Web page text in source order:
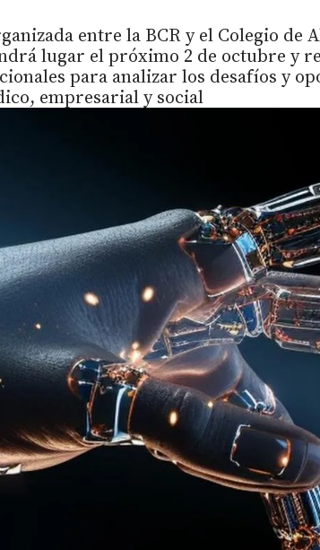
entre la BCR y el Colegio de
lugar el próximo 2 de octubre y
para analizar los desafíos y
empresarial y social